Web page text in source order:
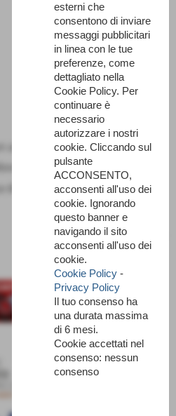
SUCCESSIVO >>
esterni che
consentono di inviare
messaggi pubblicitari
in linea con le tue
preferenze, come
dettagliato nella
Cookie Policy. Per
continuare è
necessario
autorizzare i nostri
cookie. Cliccando sul
pulsante
ACCONSENTO,
acconsenti all'uso dei
cookie. Ignorando
questo banner e
navigando il sito
acconsenti all'uso dei
cookie.
Cookie Policy -
Privacy Policy
Il tuo consenso ha
una durata massima
di 6 mesi.
Cookie accettati nel
consenso: nessun
consenso